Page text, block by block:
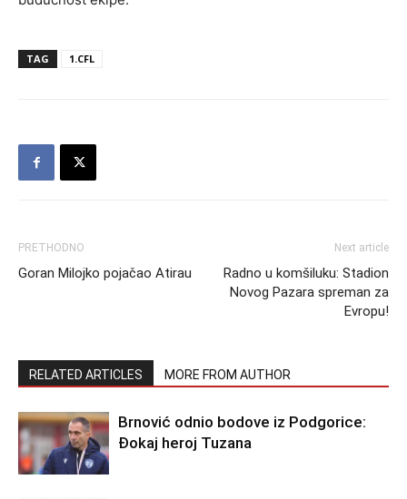
TAG 1.CFL
PRETHODNO
Goran Milojko pojačao Atirau
Next article
Radno u komšiluku: Stadion
Novog Pazara spreman za
Evropu!
RELATED ARTICLES MORE FROM AUTHOR
Brnović odnio bodove iz Podgorice:
Đokaj heroj Tuzana